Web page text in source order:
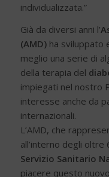
individualizzata.”
Già da diversi anni l’
(AMD)ha sviluppato
meglio una serie di
della terapia del
impiegati nel nostro
interesse anche da
internazionali.
L’AMD, che
all’interno degli
Servizio Sanitario
piacere questo